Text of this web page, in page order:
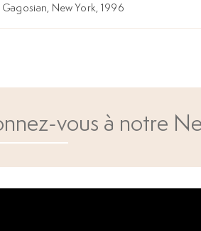
New York, 1996
vous à notre